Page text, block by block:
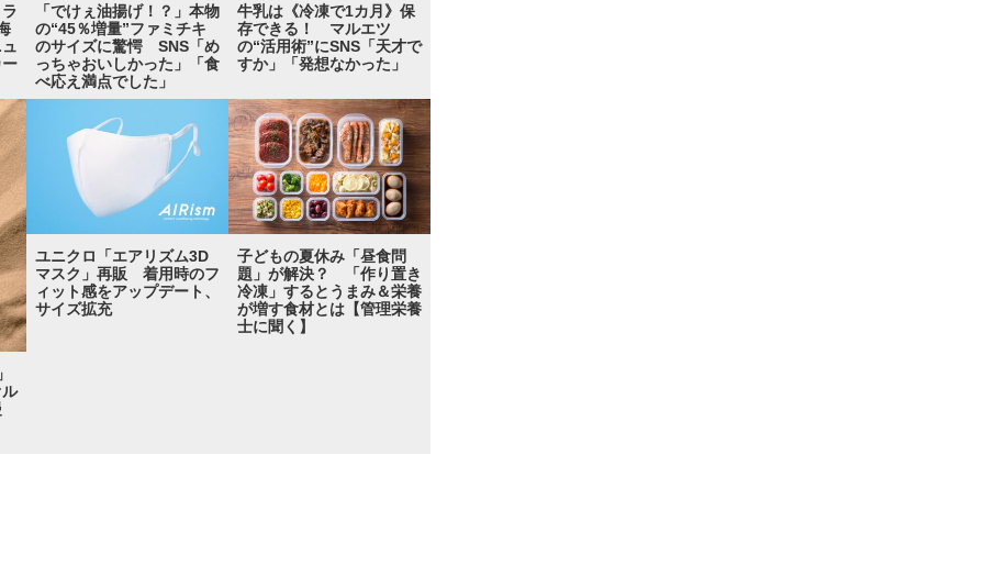
「でけぇ油揚げ！？」本物
の“45％増量”ファミチキ
のサイズに驚愕 SNS「め
っちゃおいしかった」「食
べ応え満点でした」
牛乳は《冷凍で1カ月》保
存できる！ マルエツ
の“活用術”にSNS「天才で
すか」「発想なかった」
ユニクロ「エアリズム3D
マスク」再販 着用時のフ
ィット感をアップデート、
サイズ拡充
子どもの夏休み「昼食問
題」が解決？ 「作り置き
冷凍」するとうまみ＆栄養
が増す食材とは【管理栄養
士に聞く】